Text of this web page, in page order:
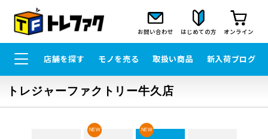
お問い合わせ はじめての方 オンライン
店舗を探す モノを売る 取扱い商品 新入荷ブログ
トレジャーファクトリー牛久店
NEW NEW